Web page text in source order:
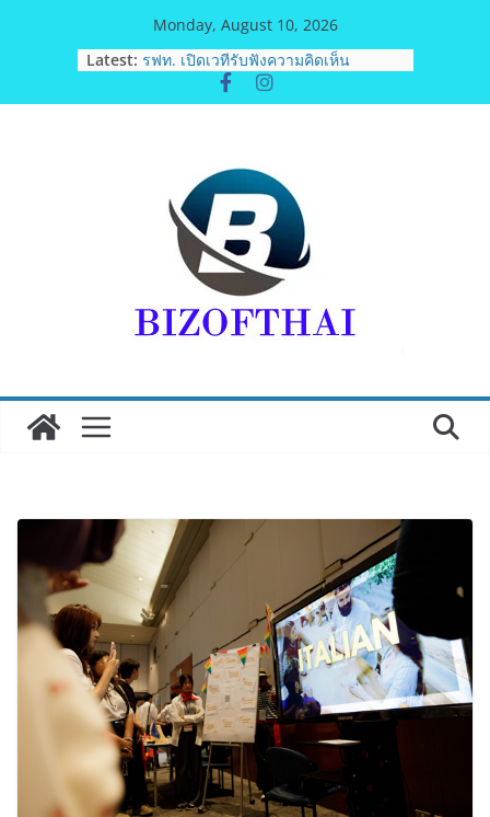
Monday, August 10, 2026
Latest: รฟท. เปิดเวทีรับฟังความคิดเห็น
ประชาชน ครั้งที่ 2 โครงการรถไฟฟ้า
สายสีแดงเข้ม “วงเวียนใหญ่–มหาชัย”
“เอกนิติ” เตือนบริษัทมหาชนที่ค้างชำระ
ค่าบริการวิชาชีพ ต้องเปิดเผยข้อมูลทาง
บัญชีอย่างถูกต้อง ระวังการนำส่งงบการ
เงินต่อ ก.ล.ต. โดยไม่แสดงภาระหนี้ตาม
ข้อเท็จจริง อาจเข้าข่ายรายงานข้อมูล
อันเป็นเท็จ
พิตบลู ศิษย์ทรายทอง กำปั้นดาวรุ่งวัย 15
ปีตัวแทน จ.พะเยาควงกำปั้นชนะน็อค
ณัฐพัฒน์ ทองไสล กำปั้นรุ่นพี่วัย 19 ปี
เอ-พลัสซัพพลาย เดินหน้าโครงการ “คืน
ความชุ่มชื้นให้กับผิว” มอบเอบอนเน่ เด
อร์มาโลชั่นยูเรียเข้มข้นแก่ กทม. ส่งต่อ
พลังความห่วงใยสู่ผู้สูงอายุและกลุ่ม
เปราะบางที่ประสบภัยทั่วทุกพื้นที่